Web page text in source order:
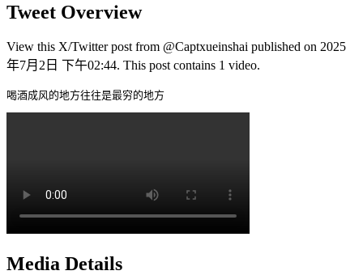
Tweet Overview
View this X/Twitter post from @Captxueinshai published on 2025
年7月2日 下午02:44. This post contains 1 video.
喝酒成风的地方往往是最穷的地方
Media Details